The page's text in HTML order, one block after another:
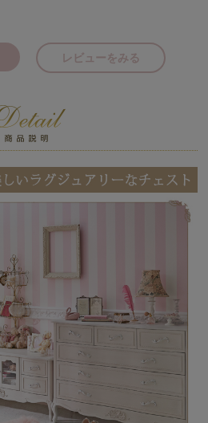
レビューをみる